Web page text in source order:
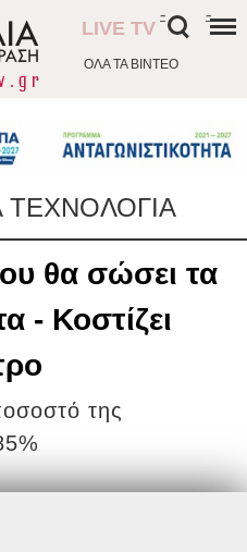
ΟΛΑ ΤΑ ΒΙΝΤΕΟ
LIVE TV
- -
ΤΕΧΝΟΛΟΓΙΑ
θα σώσει τα
- Κοστίζει
της